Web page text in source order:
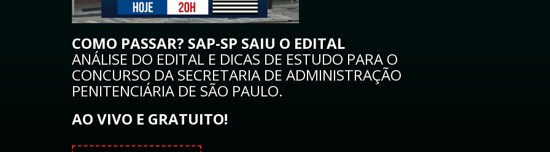
COMO PASSAR? SAP-SP SAIU O EDITAL
ANÁLISE DO EDITAL E DICAS DE ESTUDO PARA O
CONCURSO DA SECRETARIA DE ADMINISTRAÇÃO
PENITENCIÁRIA DE SÃO PAULO.
AO VIVO E GRATUITO!